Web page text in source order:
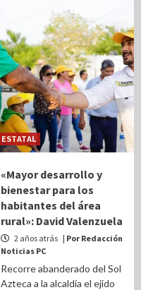
ESTATAL
«Mayor desarrollo y
bienestar para los
habitantes del área
rural»: David Valenzuela
2 años atrás | Por Redacción
Noticias PC
Recorre abanderado del Sol
Azteca a la alcaldía el ejido